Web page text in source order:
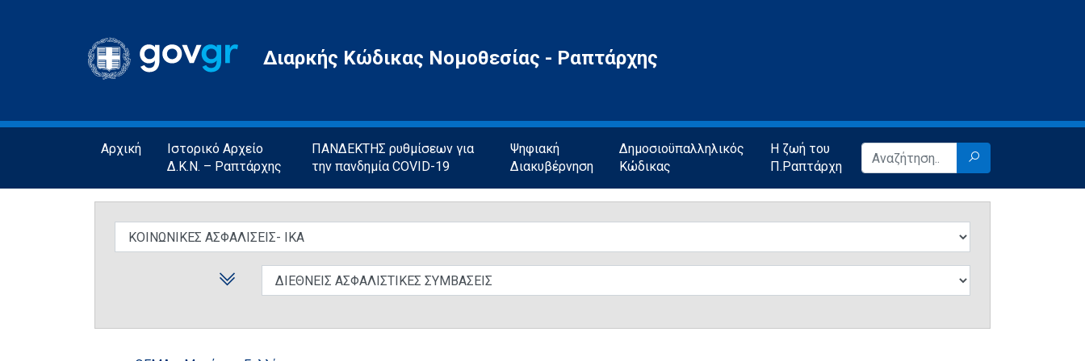
Gov.gr
Διαρκής Κώδικας Νομοθεσίας - Ραπτάρχης
Αρχική
Ιστορικό Αρχείο
Δ.Κ.Ν. – Ραπτάρχης
ΠΑΝΔΕΚΤΗΣ ρυθμίσεων για
την πανδημία COVID-19
Ψηφιακή
Διακυβέρνηση
Δημοσιοϋπαλληλικός
Κώδικας
Η ζωή του
Π.Ραπτάρχη